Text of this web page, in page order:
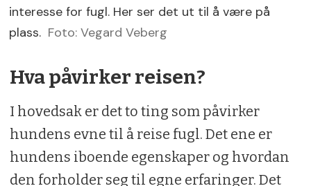
interesse for fugl. Her ser det ut til å være på
plass. Foto: Vegard Veberg
Hva påvirker reisen?
I hovedsak er det to ting som påvirker
hundens evne til å reise fugl. Det ene er
hundens iboende egenskaper og hvordan
den forholder seg til egne erfaringer. Det